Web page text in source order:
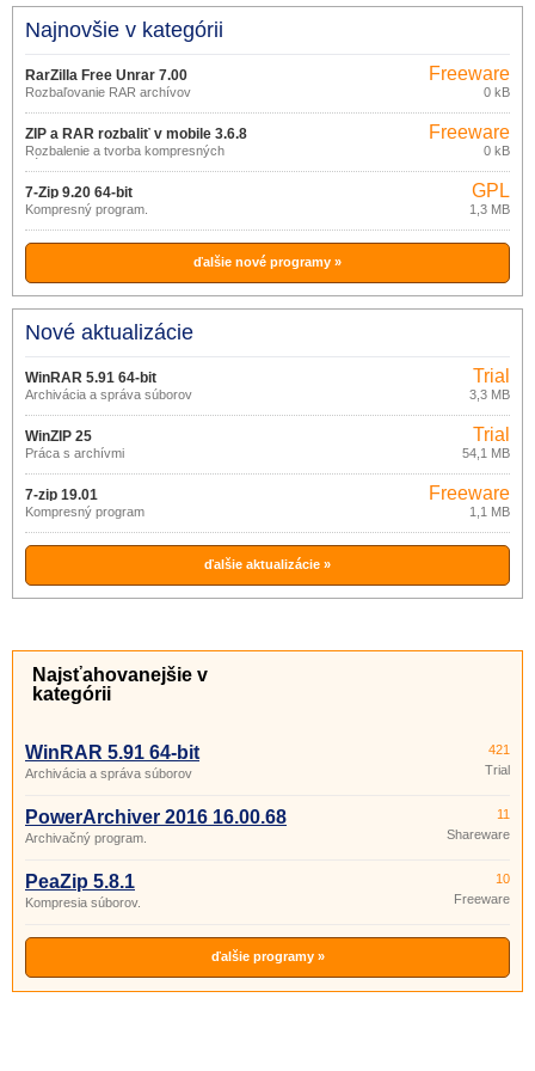
Najnovšie v kategórii
RarZilla Free Unrar 7.00
Rozbaľovanie RAR archívov
Freeware
0 kB
ZIP a RAR rozbaliť v mobile 3.6.8
Rozbalenie a tvorba kompresných
súborov v mobile
Freeware
0 kB
7-Zip 9.20 64-bit
Kompresný program.
GPL
1,3 MB
ďalšie nové programy »
Nové aktualizácie
WinRAR 5.91 64-bit
Archivácia a správa súborov
Trial
3,3 MB
WinZIP 25
Práca s archívmi
Trial
54,1 MB
7-zip 19.01
Kompresný program
Freeware
1,1 MB
ďalšie aktualizácie »
Najsťahovanejšie v
kategórii
WinRAR 5.91 64-bit
Archivácia a správa súborov
421
Trial
PowerArchiver 2016 16.00.68
Archivačný program.
11
Shareware
PeaZip 5.8.1
Kompresia súborov.
10
Freeware
ďalšie programy »